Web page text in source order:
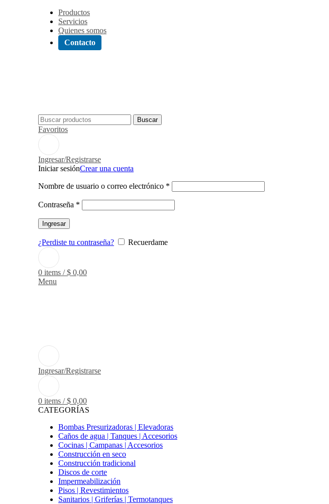
Productos
Servicios
Quienes somos
Contacto
Buscar
Favoritos
Ingresar/Registrarse
Iniciar sesiónCrear una cuenta
Nombre de usuario o correo electrónico *
Contraseña *
Ingresar
¿Perdiste tu contraseña? Recuerdame
0 items / $ 0,00
Menu
Ingresar/Registrarse
0 items / $ 0,00
CATEGORÍAS
Bombas Presurizadoras | Elevadoras
Caños de agua | Tanques | Accesorios
Cocinas | Campanas | Accesorios
Construcción en seco
Construcción tradicional
Discos de corte
Impermeabilización
Pisos | Revestimientos
Sanitarios | Griferías | Termotanques